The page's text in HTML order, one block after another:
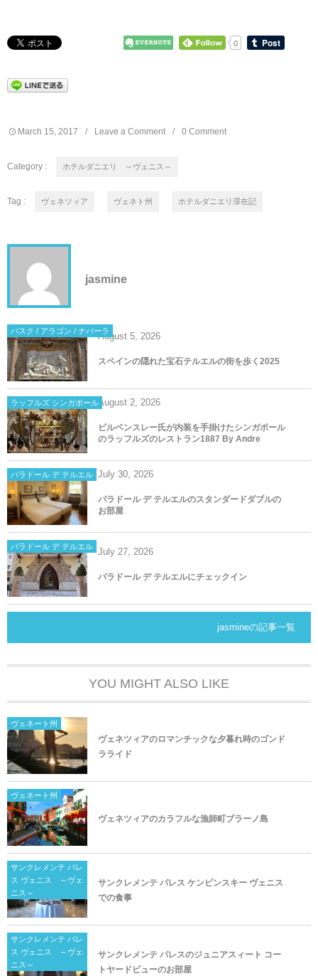
0
March 15,2017 Leave a Comment 0 Comment
Category : ホテルダニエリ ～ヴェニス～
Tag : ヴェネツィア ヴェネト州 ホテルダニエリ滞在記
jasmine
バスク / アラゴン / ナバーラAugust 5, 2026
スペインの隠れた宝石テルエルの街を歩く2025
ラッフルズ シンガポールAugust 2, 2026
ビルベンスレー氏が内装を手掛けたシンガポール
のラッフルズのレストラン1887 By Andre
パラドール デ テルエル July 30, 2026
パラドール デ テルエルのスタンダードダブルの
お部屋
パラドール デ テルエル July 27, 2026
パラドール デ テルエルにチェックイン
jasmineの記事一覧
YOU MIGHT ALSO LIKE
ヴェネート州
ヴェネツィアのロマンチックな夕暮れ時のゴンド
ラライド
ヴェネート州
ヴェネツィアのカラフルな漁師町ブラーノ島
サンクレメンテ パレ
ス ヴェニス ～ヴェ
ニス～
サンクレメンテ パレス ケンピンスキー ヴェニス
での食事
サンクレメンテ パレ
ス ヴェニス ～ヴェ
ニス～
サンクレメンテ パレスのジュニアスィート コー
トヤードビューのお部屋